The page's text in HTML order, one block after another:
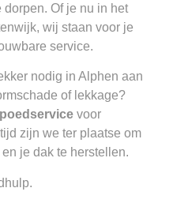
Of je nu in het
wij staan voor je
service.
nodig in Alphen aan
of lekkage?
voor
zijn we ter plaatse om
je dak te herstellen.